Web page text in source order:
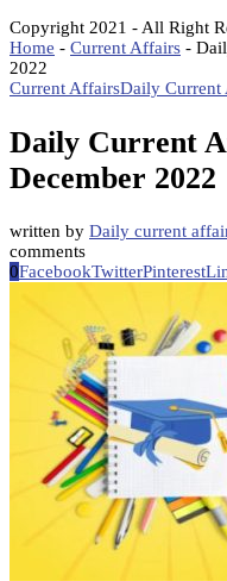
Copyright 2021 - All Right
Home - Current Affairs -
2022
Current AffairsDaily
Daily Current
December 2022
written by Daily current
comments
0FacebookTwitterPinterest